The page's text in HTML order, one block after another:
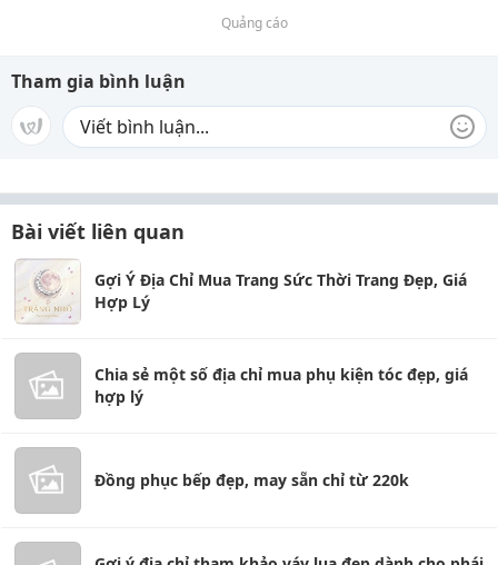
Quảng cáo
Tham gia bình luận
Bài viết liên quan
Gợi Ý Địa Chỉ Mua Trang Sức Thời Trang Đẹp, Giá
Hợp Lý
Chia sẻ một số địa chỉ mua phụ kiện tóc đẹp, giá
hợp lý
Đồng phục bếp đẹp, may sẵn chỉ từ 220k